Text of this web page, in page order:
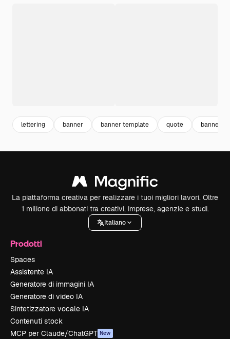
lettering banner banner template quote banner
La piattaforma creativa per realizzare i tuoi migliori lavori. Oltre
1 milione di abbonati tra creativi, imprese, agenzie e studi.
Italiano
Prodotti
Spaces
Assistente IA
Generatore di immagini IA
Generatore di video IA
Sintetizzatore vocale IA
Contenuti stock
MCP per Claude/ChatGPT New